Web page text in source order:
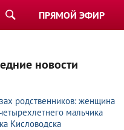
ПРЯМОЙ ЭФИР
новости
родственников: женщина
мальчика
Кисловодска